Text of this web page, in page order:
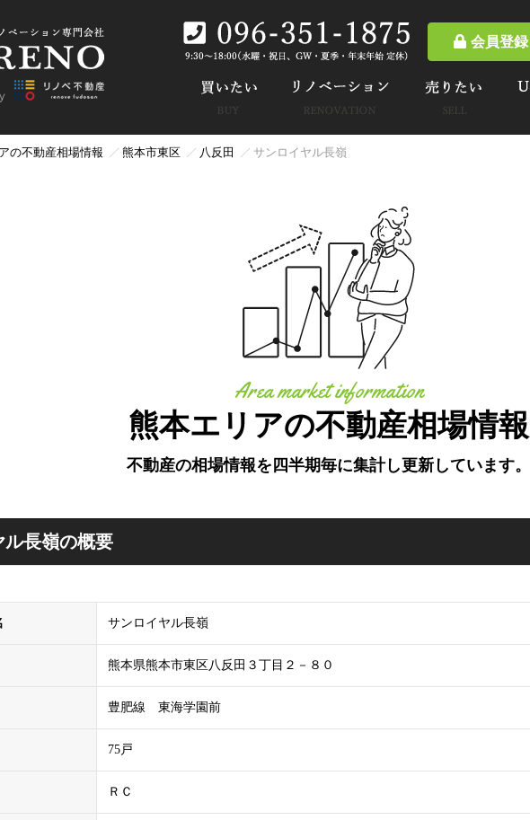
会員登録
の不動産相場情報 熊本市東区 八反田 サンロイヤル長嶺
熊本エリアの不動産相場情報
Area market information
不動産の相場情報を四半期毎に集計し更新しています。
ル長嶺の概要
サンロイヤル長嶺
熊本県熊本市東区八反田３丁目２－８０
豊肥線 東海学園前
75戸
ＲＣ